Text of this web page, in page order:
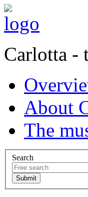
Carlotta -
About
The
Search